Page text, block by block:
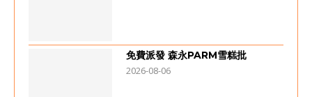
免費派發 森永PARM雪糕批
2026-08-06